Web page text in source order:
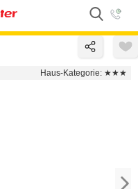
Haus-Kategorie: ★★★